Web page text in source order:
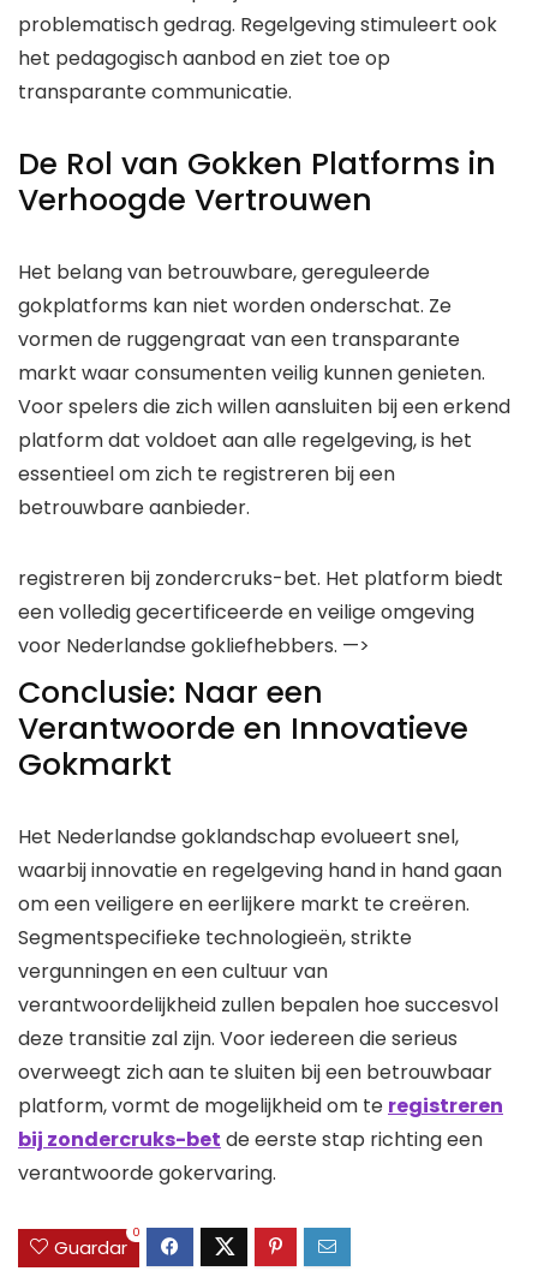
problematisch gedrag. Regelgeving stimuleert ook
het pedagogisch aanbod en ziet toe op
transparante communicatie.
De Rol van Gokken Platforms in
Verhoogde Vertrouwen
Het belang van betrouwbare, gereguleerde
gokplatforms kan niet worden onderschat. Ze
vormen de ruggengraat van een transparante
markt waar consumenten veilig kunnen genieten.
Voor spelers die zich willen aansluiten bij een erkend
platform dat voldoet aan alle regelgeving, is het
essentieel om zich te registreren bij een
betrouwbare aanbieder.
registreren bij zondercruks-bet. Het platform biedt
een volledig gecertificeerde en veilige omgeving
voor Nederlandse gokliefhebbers. —>
Conclusie: Naar een
Verantwoorde en Innovatieve
Gokmarkt
Het Nederlandse goklandschap evolueert snel,
waarbij innovatie en regelgeving hand in hand gaan
om een veiligere en eerlijkere markt te creëren.
Segmentspecifieke technologieën, strikte
vergunningen en een cultuur van
verantwoordelijkheid zullen bepalen hoe succesvol
deze transitie zal zijn. Voor iedereen die serieus
overweegt zich aan te sluiten bij een betrouwbaar
platform, vormt de mogelijkheid om te registreren
bij zondercruks-bet de eerste stap richting een
verantwoorde gokervaring.
Guardar
0